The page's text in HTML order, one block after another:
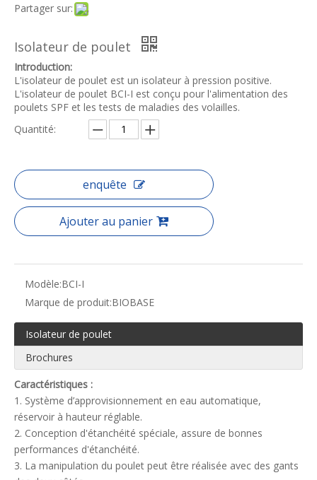
Partager sur:
Isolateur de poulet
Introduction:
L'isolateur de poulet est un isolateur à pression positive.
L'isolateur de poulet BCI-I est conçu pour l'alimentation des
poulets SPF et les tests de maladies des volailles.
Quantité:
enquête
Ajouter au panier
Modèle:BCI-I
Marque de produit:BIOBASE
Isolateur de poulet
Brochures
Caractéristiques :
1. Système d’approvisionnement en eau automatique,
réservoir à hauteur réglable.
2. Conception d'étanchéité spéciale, assure de bonnes
performances d'étanchéité.
3. La manipulation du poulet peut être réalisée avec des gants